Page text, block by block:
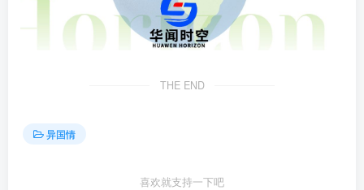
THE END
异国情
喜欢就支持一下吧